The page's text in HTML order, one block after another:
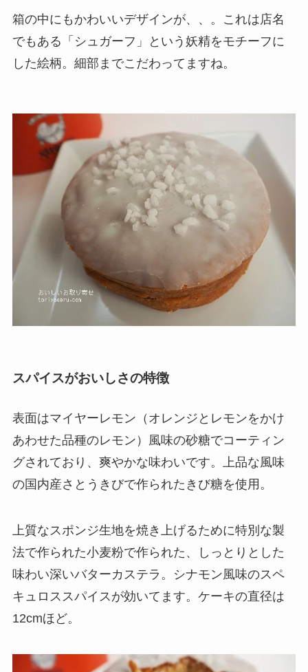
箱の中にもかわいいデザインが、、。これは店名
でもある「シュガーフ」という妖精をモチーフに
した絵柄。細部までこだわってますね。
スパイスがおいしさの特徴
表面はマイヤーレモン（オレンジとレモンをかけ
あわせた品種のレモン）風味の砂糖でコーティン
グされており、爽やかな味わいです。上品な風味
の国内産さとうきびで作られたきび糖を使用。
上質なスポンジ生地を焼き上げるために特別な製
法で作られた小麦粉で作られた、しっとりとした
味わい深いバターカステラ。シナモン風味のスペ
キュロススパイスが効いてます。ケーキの直径は
12cmほど。